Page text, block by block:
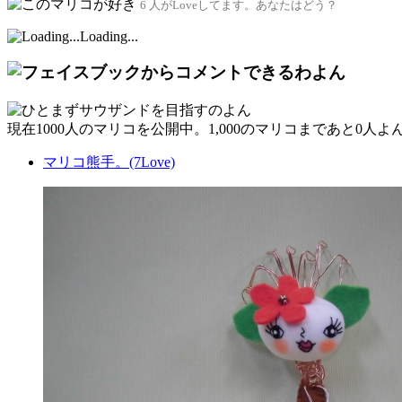
6 人がLoveしてます。あなたはどう？
Loading...
現在1000人 のマリコを公開中。1,000のマリコまであと0人 よ
マリコ熊手。(7Love)